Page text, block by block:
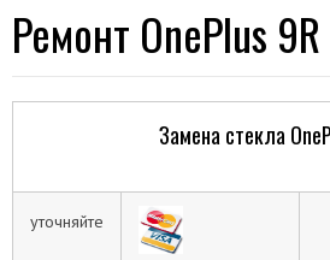
Ремонт OnePlus
Замена стекла
уточняйте